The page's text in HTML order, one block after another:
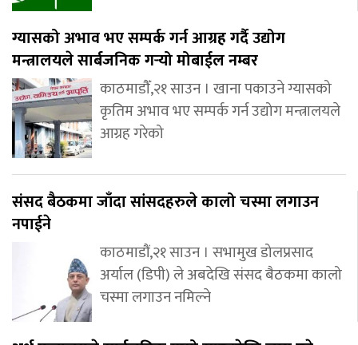
ग्यासको अभाव भए सम्पर्क गर्न आग्रह गर्दै उद्योग
मन्त्रालयले सार्बजनिक गर्‍यो मोबाईल नम्बर
काठमाडौँ,२१ साउन । खाना पकाउने ग्यासको
कृतिम अभाव भए सम्पर्क गर्न उद्योग मन्त्रालयले
आग्रह गरेको
संसद बैठकमा जाँदा सांसदहरुले कालो चस्मा लगाउन
नपाईने
काठमाडौं,२१ साउन । सभामुख डोलप्रसाद
अर्याल (डिपी) ले अबदेखि संसद बैठकमा कालो
चस्मा लगाउन नमिल्ने